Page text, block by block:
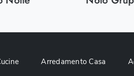
Arredamento Casa